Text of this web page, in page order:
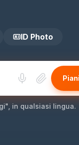
ID Photo
in qualsiasi lingua.